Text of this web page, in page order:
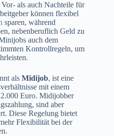
als auch Nachteile für
können flexibel
sparen, während
nebenberuflich Geld zu
auch dem
Kontrollregeln, um
als Midijob, ist eine
mit einem
Euro. Midijobber
sind aber
Diese Regelung bietet
Flexibilität bei der